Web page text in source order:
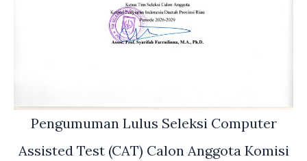
Pengumuman Lulus Seleksi Computer
Assisted Test (CAT) Calon Anggota Komisi